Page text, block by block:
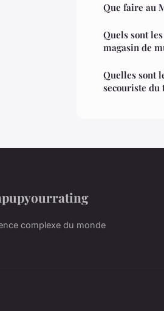
Que faire au
Quels sont
magasin de
Quelles sont
secouriste du
complexe du monde